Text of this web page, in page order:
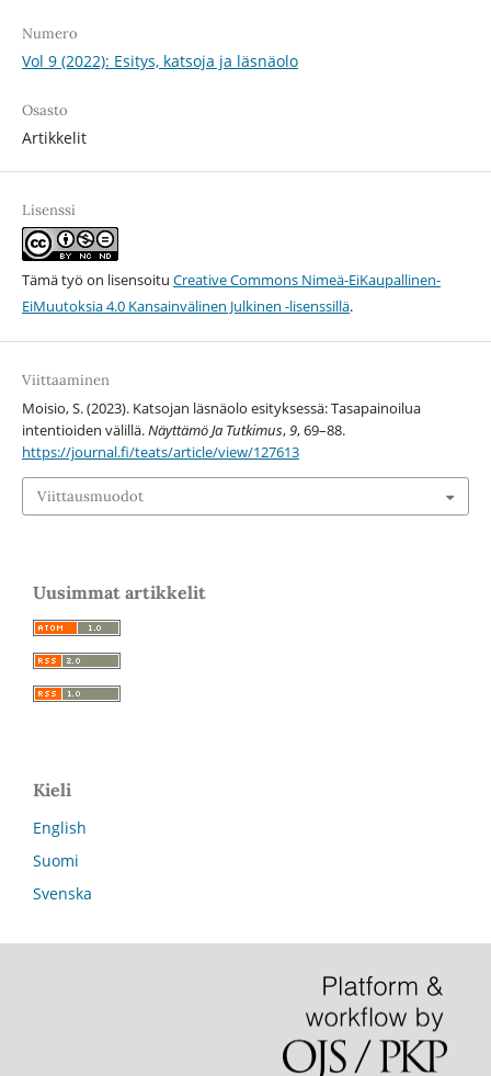
Numero
Vol 9 (2022): Esitys, katsoja ja läsnäolo
Osasto
Artikkelit
Lisenssi
Tämä työ on lisensoitu Creative Commons Nimeä-EiKaupallinen-
EiMuutoksia 4.0 Kansainvälinen Julkinen -lisenssillä.
Viittaaminen
Moisio, S. (2023). Katsojan läsnäolo esityksessä: Tasapainoilua
intentioiden välillä.Näyttämö Ja Tutkimus,9, 69–88.
https://journal.fi/teats/article/view/127613
Viittausmuodot
Uusimmat artikkelit
Kieli
English
Suomi
Svenska